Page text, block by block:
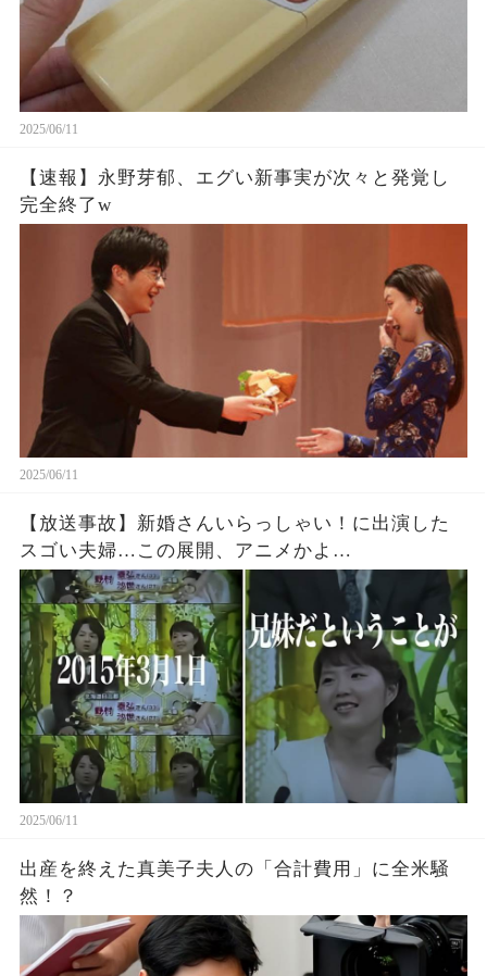
2025/06/11
【速報】永野芽郁、エグい新事実が次々と発覚し
完全終了w
2025/06/11
【放送事故】新婚さんいらっしゃい！に出演した
スゴい夫婦…この展開、アニメかよ…
2025/06/11
出産を終えた真美子夫人の「合計費用」に全米騒
然！？